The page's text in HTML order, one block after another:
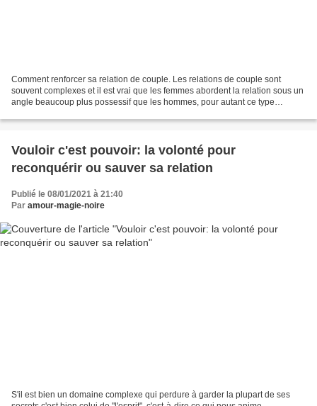
Comment renforcer sa relation de couple. Les relations de couple sont
souvent complexes et il est vrai que les femmes abordent la relation sous un
angle beaucoup plus possessif que les hommes, pour autant ce type
Vouloir c'est pouvoir: la volonté pour
reconquérir ou sauver sa relation
Publié le 08/01/2021 à 21:40
Par amour-magie-noire
S'il est bien un domaine complexe qui perdure à garder la plupart de ses